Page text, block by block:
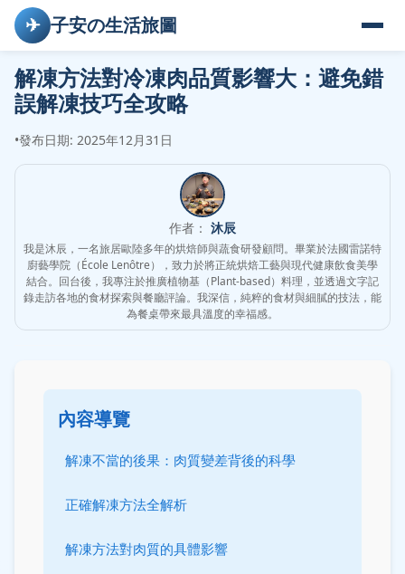
✈ 子安の生活旅圖
解凍方法對冷凍肉品質影響大：避免錯
誤解凍技巧全攻略
•發布日期: 2025年12月31日
作者： 沐辰
我是沐辰，一名旅居歐陸多年的烘焙師與蔬食研發顧問。畢業於法國雷諾特
廚藝學院（École Lenôtre），致力於將正統烘焙工藝與現代健康飲食美學
結合。回台後，我專注於推廣植物基（Plant-based）料理，並透過文字記
錄走訪各地的食材探索與餐廳評論。我深信，純粹的食材與細膩的技法，能
為餐桌帶來最具溫度的幸福感。
內容導覽
解凍不當的後果：肉質變差背後的科學
正確解凍方法全解析
解凍方法對肉質的具體影響